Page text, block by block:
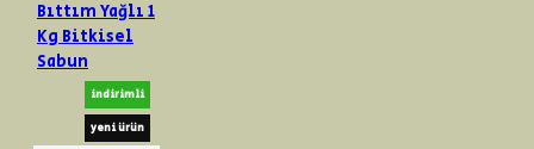
indirimli
yeni ürün